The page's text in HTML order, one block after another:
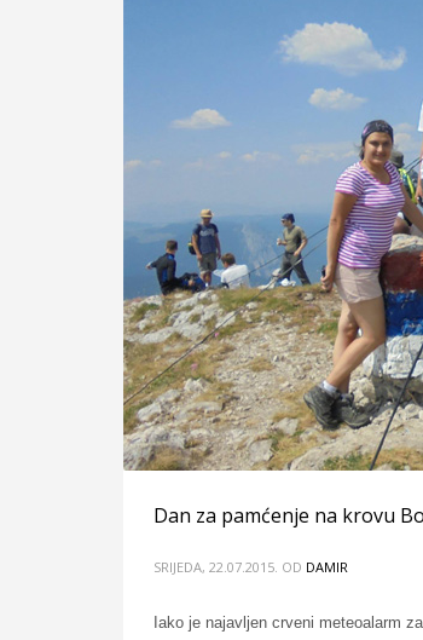
Dan za pamćenje na krovu
SRIJEDA, 22.07.2015. OD DAMIR
Iako je najavljen crveni meteoalarm